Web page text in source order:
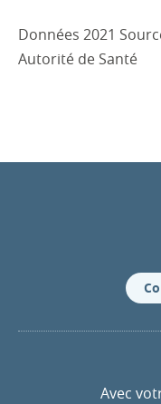
Données 2021
Autorité de Santé
Avec